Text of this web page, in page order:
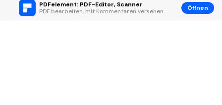
PDFelement: PDF-Editor, Scanner
PDF bearbeiten, mit Kommentaren versehen
Öffnen